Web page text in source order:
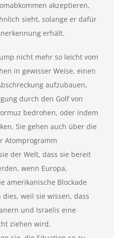
akzeptieren,
sieht, solange er dafür
erhält.
nicht mehr so leicht vom
in gewisser Weise, einen
aufzubauen,
durch den Golf von
bedrohen, oder indem
Sie gehen auch über die
Atomprogramm
der Welt, dass sie bereit
wenn Europa,
amerikanische Blockade
weil sie wissen, dass
und Israelis eine
ziehen wird.